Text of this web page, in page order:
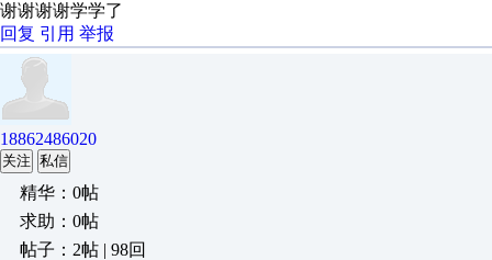
谢谢谢谢学学了
回复 引用 举报
18862486020
关注 私信
精华：0帖
求助：0帖
帖子：2帖 | 98回